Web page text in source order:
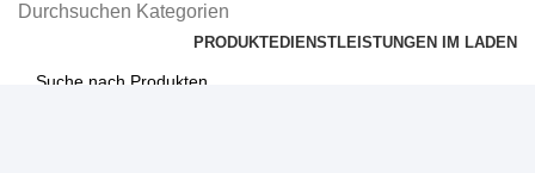
Durchsuchen Kategorien
PRODUKTEDIENSTLEISTUNGEN IM LADEN